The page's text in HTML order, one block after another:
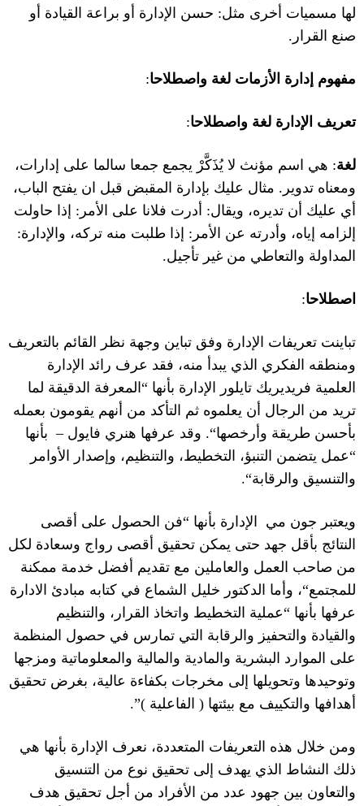
لها مسميات أخرى مثل: حسن الإدارة أو براعة القيادة أو
صنع القرار.
مفهوم إدارة الأزمات لغة واصطلاحا:
تعريف الإدارة لغة واصطلاحا:
لغة: هي اسم مؤنث لا يُذَكَّرْ يجمع جمعا سالما على إدارات،
ومعناه تدوير . مثال عليك بإدارة المقبض قبل ان يفتح الباب،
أي عليك أن تديره، ويقال: أدرت فلانا على الأمر : إذا حاولت
إلزامه إياه، وأدرته عن الأمر : إذا طلبت منه تركه، والإدارة:
المداولة والتعاطي من غير تأجيل.
اصطلاحا:
تباينت تعريفات الإدارة وفق تباين وجهة نظر القائم بالتعريف
ومنطقه الفكري الذي يبدأ منه، فقد عرف رائد الإدارة
العلمية فريديريك تايلور
الإدارة بأنها “ المعرفة الدقيقة لما
تريد من الرجال أن يعلموه ثم التأكد من أنهم يقومون بعمله
بأحسن طريقة وأرخصها“. وقد عرفها هنري فايول– بأنها
“عمل يتضمن التنبؤ، التخطيط، والتنظيم، وإصدار الأوامر
والتنسيق والرقابة“.
ويعتبر جون مي الإدارة بأنها “فن الحصول على أقصى
النتائج بأقل جهد حتى يمكن تحقيق أقصى رواج وسعادة لكل
من صاحب العمل والعاملين مع تقديم أفضل خدمة ممكنة
للمجتمع“، وأما الدكتور خليل الشماع في كتابه مبادئ الادارة
عرفها بأنها “عملية التخطيط واتخاذ القرار، والتنظيم
والقيادة والتحفيز والرقابة التي تمارس في حصول المنظمة
على الموارد البشرية والمادية والمالية والمعلوماتية ومزجها
وتوحيدها وتحويلها إلى مخرجات بكفاءة عالية، بغرض تحقيق
أهدافها والتكييف مع بيئتها ( الفاعلية )”.
ومن خلال هذه التعريفات المتعددة، نعرف الإدارة بأنها هي
ذلك النشاط الذي يهدف إلى تحقيق نوع من التنسيق
والتعاون بين جهود عدد من الأفراد من أجل تحقيق هدف